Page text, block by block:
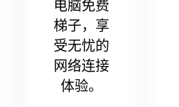
电脑免费
梯子，享
受无忧的
网络连接
体验。